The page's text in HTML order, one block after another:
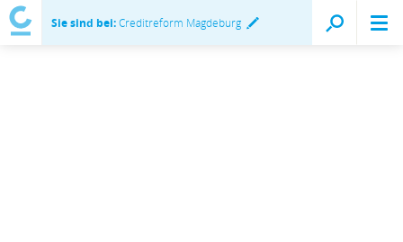
Sie sind bei:Creditreform Magdeburg